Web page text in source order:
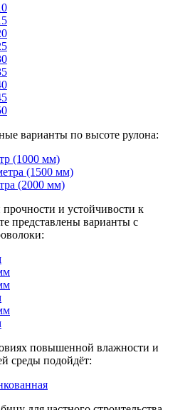
варианты по высоте рулона:
(1000 мм)
(1500 мм)
(2000 мм)
и устойчивости к
представлены варианты с
повышенной влажности и
среды подойдёт: